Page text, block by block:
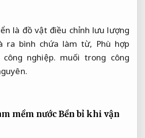
là đồ vật điều chỉnh lưu lượng
ra bình chứa làm từ, Phù hợp
nghiệp. muối trong công
mềm nướcBền bỉ khi vận